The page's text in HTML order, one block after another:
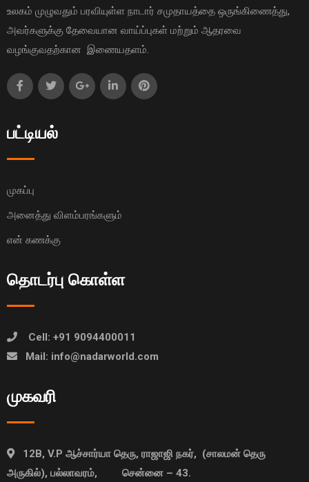
உலகம் முழுவதும் பரவியுள்ள நாடார் சமுதாயத்தை ஒருங்கிணைத்து,
அவர்களுக்கு தேவையான வாய்ப்புகள் மற்றும் ஆதரவை
வழங்குவதற்கான இணையதளம்.
பட்டியல்
முகப்பு
அனைத்து விளம்பரங்களும்
என் கணக்கு
தொடர்பு கொள்ள
Cell: +91 9094400011
Mail: info@nadarworld.com
முகவரி
12B, V.P ஆச்சார்யா தெரு, ராஜாஜி நகர், (சாலமன் தெரு
அருகில்), பல்லாவரம், சென்னை – 43.